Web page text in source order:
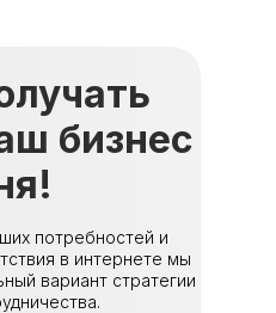
потребностей и
в интернете мы
вариант стратегии
бизнес